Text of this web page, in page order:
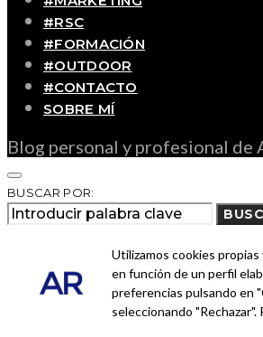
#RSC
#FORMACIÓN
#OUTDOOR
#CONTACTO
SOBRE MÍ
Blog personal y profesional de
BUSCAR POR:
Ingresa las palabras de la
Utilizamos cookies
en función de un perfil
preferencias pulsando en
seleccionando